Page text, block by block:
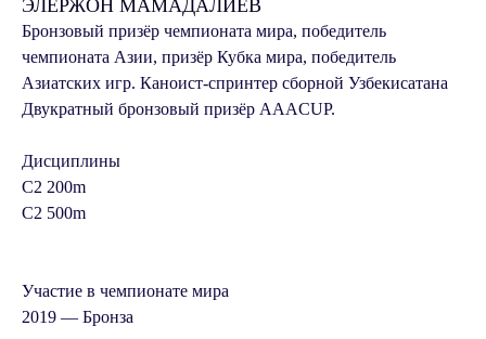
ЭЛЕРЖОН МАМАДАЛИЕВ
Бронзовый призёр чемпионата мира, победитель
чемпионата Азии, призёр Кубка мира, победитель
Азиатских игр. Каноист-спринтер сборной Узбекисатана
Двукратный бронзовый призёр AAACUP.
Дисциплины
C2 200m
C2 500m
Участие в чемпионате мира
2019 — Бронза